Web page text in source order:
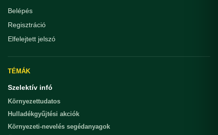
Belépés
Regisztráció
Elfelejtett jelszó
TÉMÁK
Szelektív infó
Környezettudatos
Hulladékgyűjtési akciók
Környezeti-nevelés segédanyagok